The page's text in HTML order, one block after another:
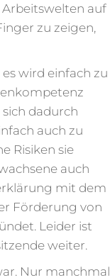
Arbeitswelten auf
zu zeigen,
wird einfach zu
dadurch
auch zu
Risiken sie
auch
mit dem
Förderung von
Leider ist
weiter.
Nur manchmal